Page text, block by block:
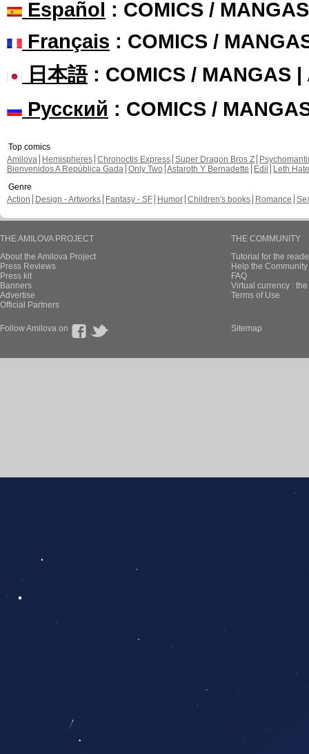
Español : COMICS /
Français : COMICS /
日本語: COMICS / MANGAS |
Русский : COMICS /
Top comics
Amilova
Hemispheres Chronoctis Express Super Dragon Bros Z
Bienvenidos A República Gada Only Two Astaroth Y Bernadette Edil
Leth Hate
Genre
Action
Design - Artworks Fantasy - SF Humor Children's books Romance
THE AMILOVA PROJECT
About the Amilova Project
Press Reviews
Press kit
Banners
Advertise
Official Partners
THE COMMUNITY
Tutorial for the
Help the
FAQ
Virtual currency :
Terms of Use
Follow Amilova on Sitemap